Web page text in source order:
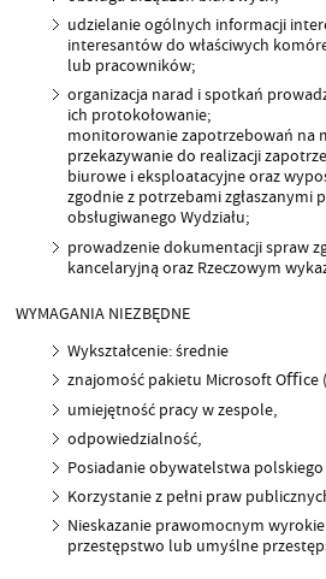
udzielanie ogólnych informacji
interesantów do właściwych
lub pracowników;
organizacja narad i spotkań
ich protokołowanie;
monitorowanie zapotrzebowań na
przekazywanie do realizacji
biurowe i eksploatacyjne oraz
zgodnie z potrzebami zgłaszanymi
obsługiwanego Wydziału;
prowadzenie dokumentacji spraw
kancelaryjną oraz Rzeczowym
WYMAGANIA NIEZBĘDNE
Wykształcenie: średnie
znajomość pakietu Microsoft Oﬃce
umiejętność pracy w zespole,
odpowiedzialność,
Posiadanie obywatelstwa polskiego
Korzystanie z pełni praw
Nieskazanie prawomocnym
przestępstwo lub umyślne